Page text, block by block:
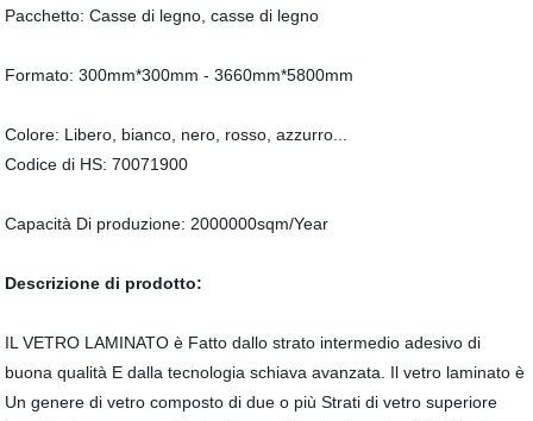
Pacchetto: Casse di legno, casse di legno
Formato: 300mm*300mm - 3660mm*5800mm
Colore: Libero, bianco, nero, rosso, azzurro...
Codice di HS: 70071900
Capacità Di produzione: 2000000sqm/Year
Descrizione di prodotto:
IL VETRO LAMINATO è Fatto dallo strato intermedio adesivo di
buona qualità E dalla tecnologia schiava avanzata. Il vetro laminato è
Un genere di vetro composto di due o più Strati di vetro superiore